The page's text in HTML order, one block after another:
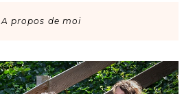
A propos de moi